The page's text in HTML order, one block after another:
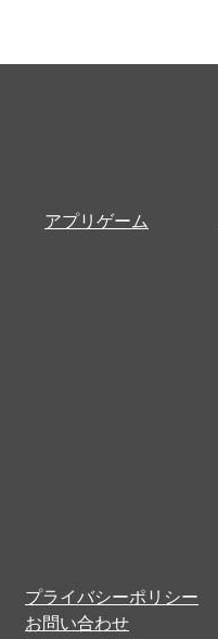
アプリゲーム
プライバシーポリシー
お問い合わせ